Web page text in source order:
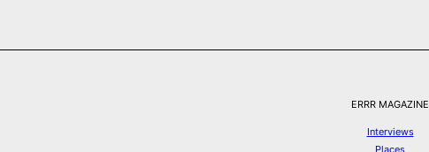
ERRR MAGAZINE
Interviews
Places